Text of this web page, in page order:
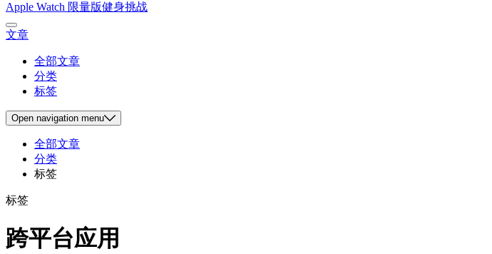
Apple Watch 限量版健身挑战
文章
全部文章
分类
标签
Open navigation menu
全部文章
分类
标签
标签
跨平台应用